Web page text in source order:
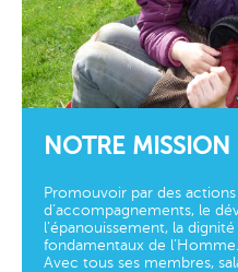
NOTRE MISSION
Promouvoir par des
d’accompagnements, le
l’épanouissement, la
fondamentaux de l’Homme.
Avec tous ses membres,